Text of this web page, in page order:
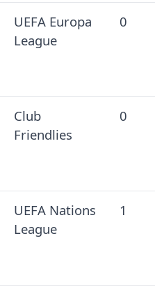
UEFA Europa
League
0
Club
Friendlies
0
UEFA Nations
League
1